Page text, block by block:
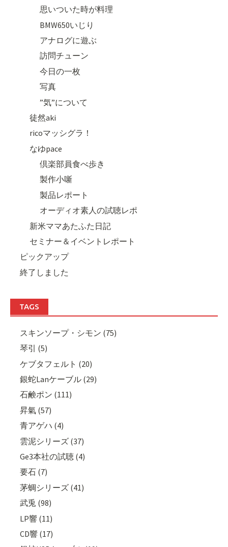
思いついた時が料理
BMW650いじり
アナログに遊ぶ
訪問チューン
今日の一枚
写真
”気”について
徒然aki
ricoマッシグラ！
なゆpace
倶楽部員食べ歩き
製作小噺
製品レポート
オーディオ素人の試聴レポ
新米ママあたふた日記
セミナー＆イベントレポート
ピックアップ
終了しました
TAGS
スキンソープ・シモン (75)
琴引 (5)
ケブタフェルト (20)
銀蛇Lanケーブル (29)
石鹸ポン (111)
昇氣 (57)
青アゲハ (4)
雲泥シリーズ (37)
Ge3本社の試聴 (4)
要石 (7)
茅蜩シリーズ (41)
武兎 (98)
LP響 (11)
CD響 (17)